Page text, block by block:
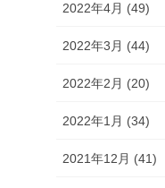
2022年4月 (49)
2022年3月 (44)
2022年2月 (20)
2022年1月 (34)
2021年12月 (41)